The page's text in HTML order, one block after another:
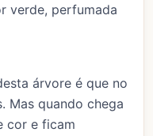
verde, perfumada
árvore é que no
Mas quando chega
cor e ficam